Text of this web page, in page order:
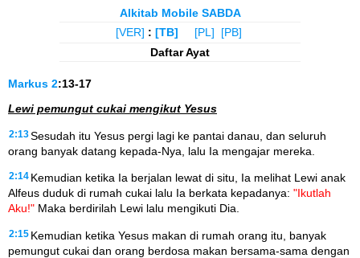
Alkitab Mobile SABDA
[VER] : [TB] [PL]
[PB]
Daftar Ayat
Markus 2:13-17
Lewi pemungut cukai mengikut Yesus
2:13Sesudah itu Yesus pergi lagi ke pantai danau, dan seluruh
orang banyak datang kepada-Nya, lalu Ia mengajar mereka.
2:14 Kemudian ketika Ia berjalan lewat di situ, Ia melihat Lewi anak
Alfeus duduk di rumah cukai lalu Ia berkata kepadanya: "Ikutlah
Aku!" Maka berdirilah Lewi lalu mengikuti Dia.
2:15 Kemudian ketika Yesus makan di rumah orang itu, banyak
pemungut cukai dan orang berdosa makan bersama-sama dengan